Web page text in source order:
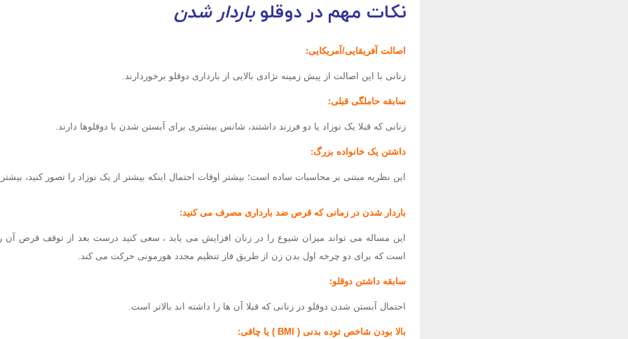
نکات مهم در دوقلوباردار شدن
اصالت آفریقایی/آمریکایی:
زنانی با این اصالت از پیش زمینه نژادی بالایی از بارداری دوقلو برخوردارند.
سابقه حاملگی قبلی:
زنانی که قبلا یک نوزاد یا دو فرزند داشتند، شانس بیشتری برای آبستن شدن با دوقلوها دارند.
داشتن یک خانواده بزرگ:
این نظریه مبتنی بر محاسبات ساده است؛ بیشتر اوقات احتمال اینکه بیشتر از یک نوزاد را تصور کنید،
باردار شدن در زمانی که قرص ضد بارداری مصرف می کنید:
این مساله می تواند میزان شیوع را در زنان افزایش می یابد ، سعی کنید درست بعد از توقف قرص آن
است که برای دو چرخه اول بدن زن از طریق فاز تنظیم مجدد هورمونی حرکت می کند.
سابقه داشتن دوقلو:
احتمال آبستن شدن دوقلو در زنانی که قبلا آن ها را داشته اند بالاتر است.
بالا بودن شاخص توده بدنی ( BMI ) یا چاقی: